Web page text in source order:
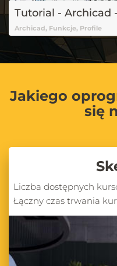
Tutorial - Archicad
Archicad, Funkcje, Profile
Jakiego
się
Liczba dostępnych
Łączny czas trwania